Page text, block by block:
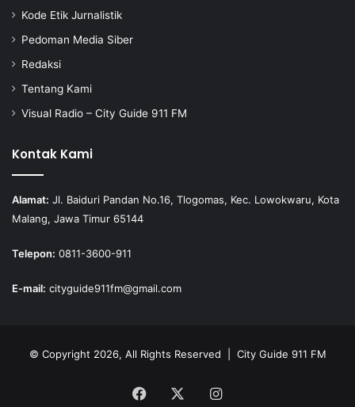
Kode Etik Jurnalistik
Pedoman Media Siber
Redaksi
Tentang Kami
Visual Radio – City Guide 911 FM
Kontak Kami
Alamat: Jl. Baiduri Pandan No.16, Tlogomas, Kec. Lowokwaru, Kota
Malang, Jawa Timur 65144
Telepon: 0811-3600-911
E-mail: cityguide911fm@gmail.com
© Copyright 2026, All Rights Reserved | City Guide 911 FM
Facebook Instagram